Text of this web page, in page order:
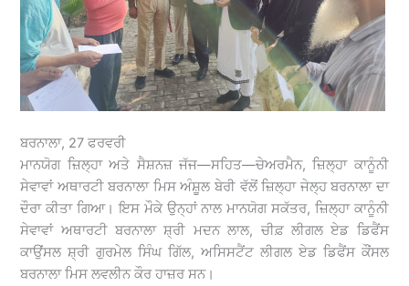
ਬਰਨਾਲਾ, 27 ਫਰਵਰੀ
ਮਾਨਯੋਗ ਜ਼ਿਲ੍ਹਾ ਅਤੇ ਸੈਸ਼ਨਜ਼ ਜੱਜ—ਸਹਿਤ—ਚੇਅਰਮੈਨ, ਜ਼ਿਲ੍ਹਾ ਕਾਨੂੰਨੀ
ਸੇਵਾਵਾਂ ਅਥਾਰਟੀ ਬਰਨਾਲਾ ਮਿਸ ਅੰਸ਼ੂਲ ਬੇਰੀ ਵੱਲੋਂ ਜ਼ਿਲ੍ਹਾ ਜੇਲ੍ਹ ਬਰਨਾਲਾ ਦਾ
ਦੌਰਾ ਕੀਤਾ ਗਿਆ। ਇਸ ਮੌਕੇ ਉਨ੍ਹਾਂ ਨਾਲ ਮਾਨਯੋਗ ਸਕੱਤਰ, ਜ਼ਿਲ੍ਹਾ ਕਾਨੂੰਨੀ
ਸੇਵਾਵਾਂ ਅਥਾਰਟੀ ਬਰਨਾਲਾ ਸ਼੍ਰੀ ਮਦਨ ਲਾਲ, ਚੀਫ਼ ਲੀਗਲ ਏਡ ਡਿਫੈਂਸ
ਕਾਉਂਸਲ ਸ਼੍ਰੀ ਗੁਰਮੇਲ ਸਿੰਘ ਗਿੱਲ, ਅਸਿਸਟੈਂਟ ਲੀਗਲ ਏਡ ਡਿਫੈਂਸ ਕੌਂਸਲ
ਬਰਨਾਲਾ ਮਿਸ ਲਵਲੀਨ ਕੌਰ ਹਾਜ਼ਰ ਸਨ।